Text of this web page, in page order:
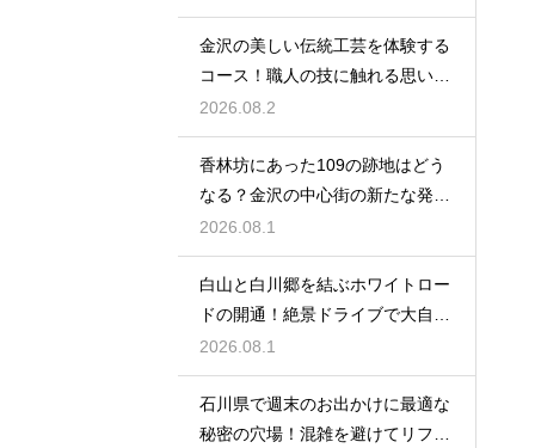
金沢の美しい伝統工芸を体験する
コース！職人の技に触れる思い出
作りの旅
2026.08.2
香林坊にあった109の跡地はどう
なる？金沢の中心街の新たな発展
と未来
2026.08.1
白山と白川郷を結ぶホワイトロー
ドの開通！絶景ドライブで大自然
を満喫
2026.08.1
石川県で週末のお出かけに最適な
秘密の穴場！混雑を避けてリフレ